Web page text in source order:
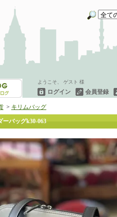
ようこそ、 ゲスト 様
ログイン 会員登録
> キリムバッグ
ーバッグk30-063